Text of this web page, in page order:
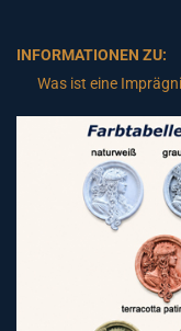
INFORMATIONEN ZU:
Was ist eine